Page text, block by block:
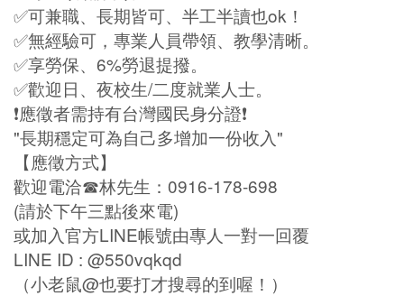
✅可兼職、長期皆可、半工半讀也ok！
✅無經驗可，專業人員帶領、教學清晰。
✅享勞保、6%勞退提撥。
✅歡迎日、夜校生/二度就業人士。
❗️應徵者需持有台灣國民身分證❗️
"長期穩定可為自己多增加一份收入"
【應徵方式】
歡迎電洽☎林先生：0916-178-698
(請於下午三點後來電)
或加入官方LINE帳號由專人一對一回覆
LINE ID : @550vqkqd
（小老鼠@也要打才搜尋的到喔！）